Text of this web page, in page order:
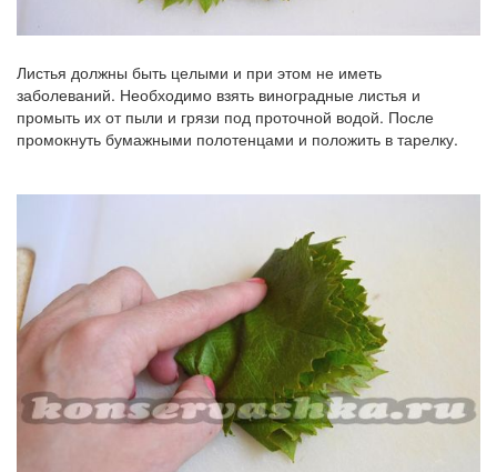
Листья должны быть целыми и при этом не иметь
заболеваний. Необходимо взять виноградные листья и
промыть их от пыли и грязи под проточной водой. После
промокнуть бумажными полотенцами и положить в тарелку.